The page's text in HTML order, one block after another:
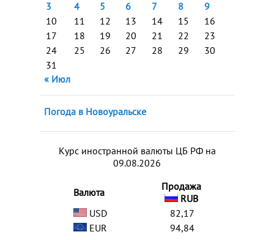
3 4 5 6 7 8
9
10
11 12 13 14 15
16
17
18 19 20 21 22
23
24
25 26 27 28 29
30
31
« Июл
Погода в Новоуральске
Курс иностранной валюты ЦБ РФ на
09.08.2026
Валюта
Продажа
RUB
USD
82,17
EUR
94,84